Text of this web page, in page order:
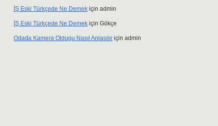
İŞ Eski Türkçede Ne Demek için admin
İŞ Eski Türkçede Ne Demek için Gökçe
Odada Kamera Oldugu Nasıl Anlaşılır için admin